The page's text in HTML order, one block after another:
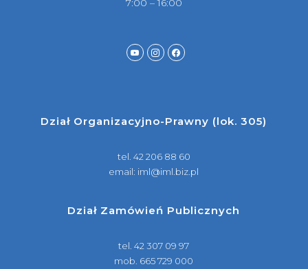
7:00 – 16:00
Dział Organizacyjno-Prawny (lok. 305)
tel. 42 206 88 60
email: iml@iml.biz.pl
Dział Zamówień Publicznych
tel.42 307 09 97
mob. 665 729 000